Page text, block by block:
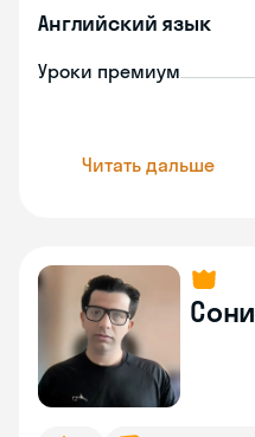
Английский язык
Уроки премиум
Читать дальше
Сони